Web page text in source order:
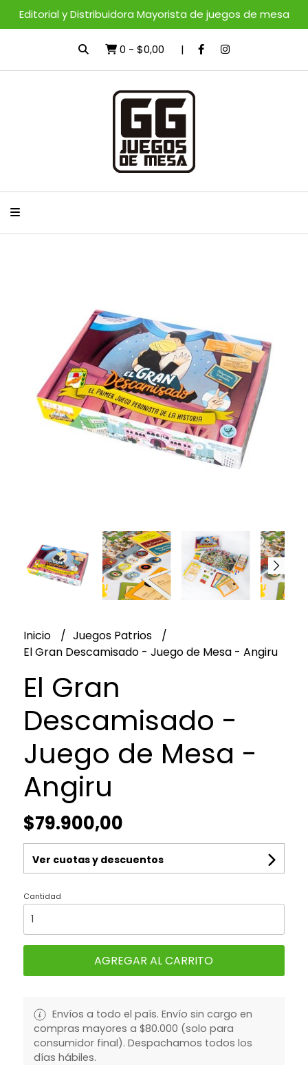
Editorial y Distribuidora Mayorista de juegos de mesa
0 - $0,00
Inicio
Juegos Patrios
El Gran Descamisado - Juego de Mesa - Angiru
El Gran
Descamisado -
Juego de Mesa -
Angiru
$79.900,00
Ver cuotas y descuentos
Cantidad
AGREGAR AL CARRITO
Envíos a todo el país. Envío sin cargo en
compras mayores a $80.000 (solo para
consumidor final). Despachamos todos los
días hábiles.